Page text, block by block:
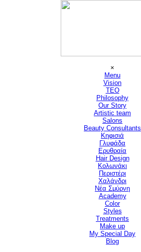
Μετάβαση στο περιεχόμενο
×
Menu
Vision
TEO
Philosophy
Our Story
Artistic team
Salons
Beauty Consultants
Κηφισιά
Γλυφάδα
Ερυθραία
Hair Design▼
Κολωνάκι
Περιστέρι
Χαλάνδρι
Νέα Σμύρνη
Academy
Color
Styles
Treatments
Make up
My Special Day
Blog